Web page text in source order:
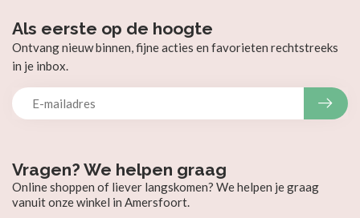
Vragen? We helpen graag
Online shoppen of liever langskomen? We helpen je graag
vanuit onze winkel in Amersfoort.
Als eerste op de hoogte
Ontvang nieuw binnen, fijne acties en favorieten rechtstreeks
in je inbox.